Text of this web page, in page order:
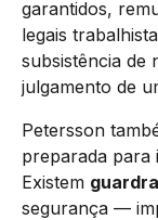
garantidos,
legais
subsistência de
julgamento de
Petersson
preparada para
Existem
segurança —